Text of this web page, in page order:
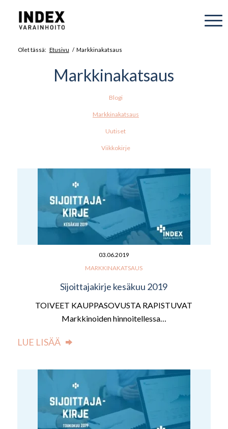
Olet tässä: Etusivu / Markkinakatsaus
Markkinakatsaus
Blogi
Markkinakatsaus
Uutiset
Viikkokirje
03.06.2019
MARKKINAKATSAUS
Sijoittajakirje kesäkuu 2019
TOIVEET KAUPPASOVUSTA RAPISTUVAT
Markkinoiden hinnoitellessa…
LUE LISÄÄ